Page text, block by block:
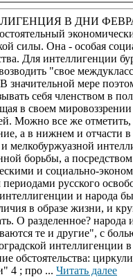
В ДНИ
силы. Она - особая
Для интеллигенции
"свое
значительной мере
себя членством в
в своем
Можно все же
а в нижнем и отчасти
мелкобуржуазной
борьбы, а
и социально-
русского
и народа
в образе жизни, и
О разделенное?
те и другие", с
обстоятельства:
4 ; про ... Читать далее